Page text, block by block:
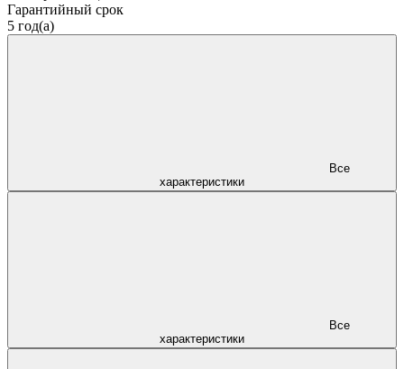
Гарантийный срок
5 год(а)
характеристики
характеристики